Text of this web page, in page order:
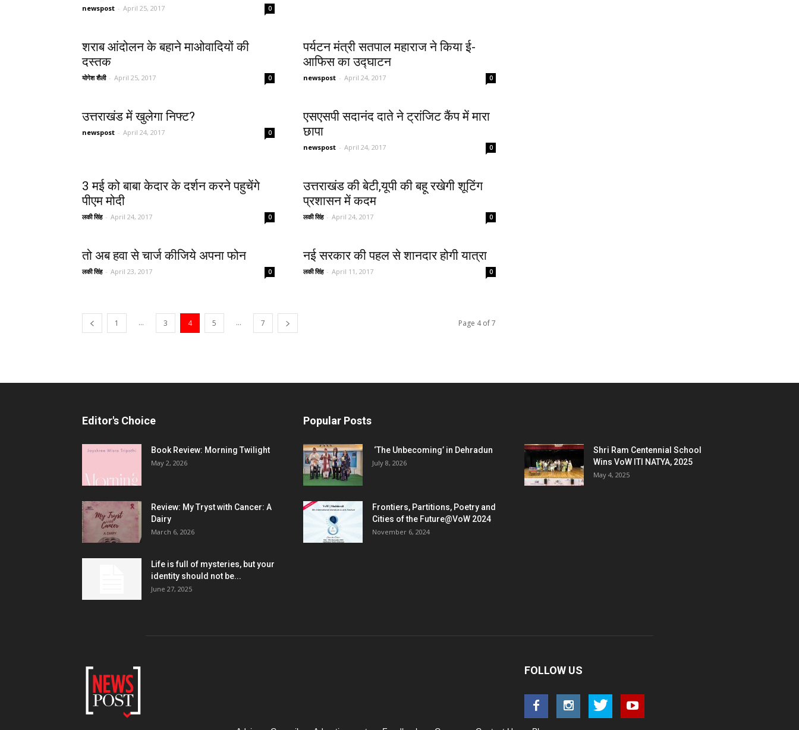
newspost - April 25, 2017 0
शराब आंदोलन के बहाने माओवादियों की
दस्तक
योगेश शैली - April 25, 2017 0
पर्यटन मंत्री सतपाल महाराज ने किया ई-
आफिस का उद्घाटन
newspost - April 24, 2017 0
उत्तराखंड में खुलेगा निफ्ट?
newspost - April 24, 2017 0
एसएसपी सदानंद दाते ने ट्रांजिट कैंप में मारा
छापा
newspost - April 24, 2017 0
3 मई को बाबा केदार के दर्शन करने पहुचेंगे
पीएम मोदी
लकी सिंह - April 24, 2017 0
उत्तराखंड की बेटी,यूपी की बहू रखेगी शूटिंग
प्रशासन में कदम
लकी सिंह - April 24, 2017 0
तो अब हवा से चार्ज कीजिये अपना फोन
लकी सिंह - April 23, 2017 0
नई सरकार की पहल से शानदार होगी यात्रा
लकी सिंह - April 11, 2017 0
1 ... 3 4 5 ... 7 Page 4 of 7
Editor's Choice
Book Review: Morning Twilight
May 2, 2026
Review: My Tryst with Cancer: A
Dairy
March 6, 2026
Life is full of mysteries, but your
identity should not be...
June 27, 2025
Popular Posts
‘The Unbecoming’ in Dehradun
July 8, 2026
Shri Ram Centennial School
Wins VoW ITI NATYA, 2025
May 4, 2025
Frontiers, Partitions, Poetry and
Cities of the Future@VoW 2024
November 6, 2024
FOLLOW US